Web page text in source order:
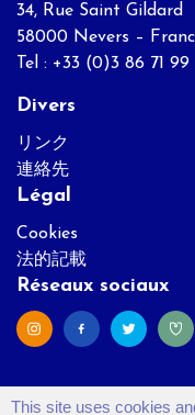
34, Rue Saint Gildard
58000 Nevers –
Tel : +33 (0)3 86 71 99
Divers
リンク
連絡先
Légal
Cookies
法的記載
Réseaux sociaux
This site uses cookies